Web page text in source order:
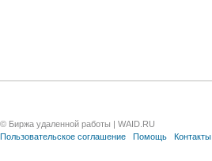
© Биржа удаленной работы | WAID.RU
Пользовательское соглашение
Помощь Контакты